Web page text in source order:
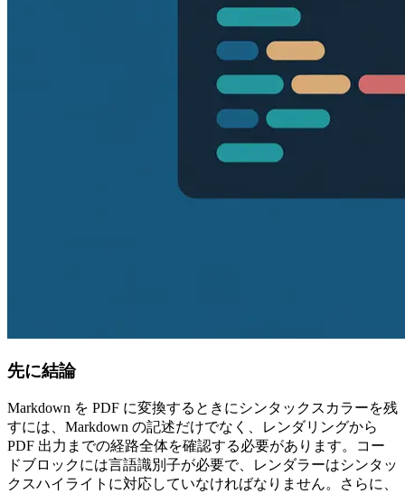
先に結論
Markdown を PDF に変換するときにシンタックスカラーを残
すには、Markdown の記述だけでなく、レンダリングから
PDF 出力までの経路全体を確認する必要があります。コー
ドブロックには言語識別子が必要で、レンダラーはシンタッ
クスハイライトに対応していなければなりません。さらに、